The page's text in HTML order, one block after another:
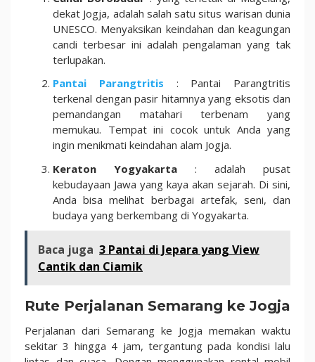
dekat Jogja, adalah salah satu situs warisan dunia
UNESCO. Menyaksikan keindahan dan keagungan
candi terbesar ini adalah pengalaman yang tak
terlupakan.
Pantai Parangtritis : Pantai Parangtritis
terkenal dengan pasir hitamnya yang eksotis dan
pemandangan matahari terbenam yang
memukau. Tempat ini cocok untuk Anda yang
ingin menikmati keindahan alam Jogja.
Keraton Yogyakarta : adalah pusat
kebudayaan Jawa yang kaya akan sejarah. Di sini,
Anda bisa melihat berbagai artefak, seni, dan
budaya yang berkembang di Yogyakarta.
Baca juga 3 Pantai di Jepara yang View
Cantik dan Ciamik
Rute Perjalanan Semarang ke Jogja
Perjalanan dari Semarang ke Jogja memakan waktu
sekitar 3 hingga 4 jam, tergantung pada kondisi lalu